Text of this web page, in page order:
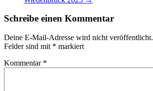
Schreibe einen Kommentar
Deine E-Mail-Adresse wird nicht veröffentlicht.
Felder sind mit * markiert
Kommentar *